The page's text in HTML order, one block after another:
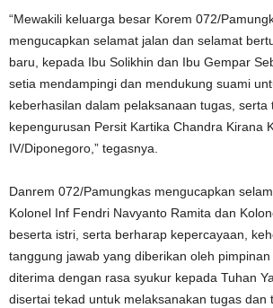
“Mewakili keluarga besar Korem 072/
mengucapkan selamat jalan dan selamat
baru, kepada Ibu Solikhin dan Ibu Gempar
setia mendampingi dan mendukung suami
keberhasilan dalam pelaksanaan tugas, serta
kepengurusan Persit Kartika Chandra Kirana
IV/Diponegoro,” tegasnya.
Danrem 072/Pamungkas mengucapkan
Kolonel Inf Fendri Navyanto Ramita dan
beserta istri, serta berharap kepercayaan,
tanggung jawab yang diberikan oleh
diterima dengan rasa syukur kepada Tuhan
disertai tekad untuk melaksanakan tugas dan